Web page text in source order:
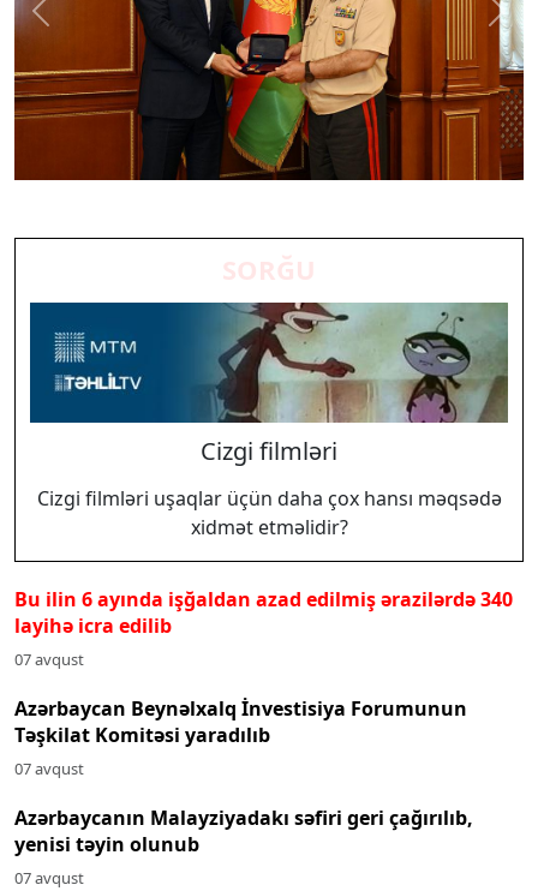
Previous Next
SORĞU
Cizgi filmləri
Cizgi filmləri uşaqlar üçün daha çox hansı məqsədə
xidmət etməlidir?
Bu ilin 6 ayında işğaldan azad edilmiş ərazilərdə 340
layihə icra edilib
07 avqust
Azərbaycan Beynəlxalq İnvestisiya Forumunun
Təşkilat Komitəsi yaradılıb
07 avqust
Azərbaycanın Malayziyadakı səfiri geri çağırılıb,
yenisi təyin olunub
07 avqust